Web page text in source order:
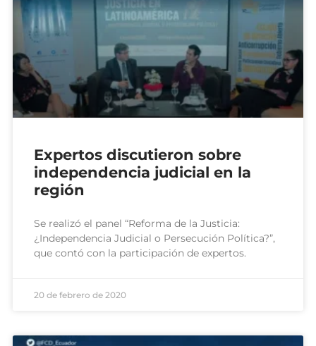
Expertos discutieron sobre
independencia judicial en la
región
Se realizó el panel “Reforma de la Justicia:
¿Independencia Judicial o Persecución Política?”,
que contó con la participación de expertos.
20 de febrero de 2020